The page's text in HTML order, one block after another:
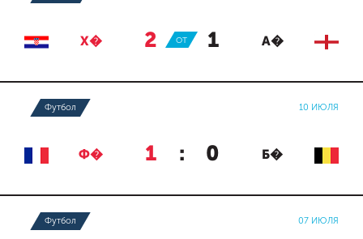
Х� 2 : 1 А�
ОТ
Футбол 10 ИЮЛЯ
Ф� 1 : 0 Б�
Футбол 07 ИЮЛЯ